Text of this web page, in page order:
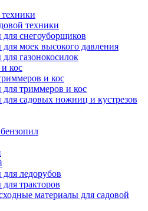
техники
техники
снегоуборщиков
моек высокого давления
газонокосилок
кос
и кос
триммеров и кос
садовых ножниц и кустрезов
ледорубов
тракторов
материалы для садовой